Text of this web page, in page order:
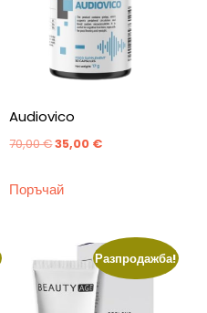
Audiovico
70,00€Original
was:
35,00 €Текущата
Поръчай
Разпродажба!